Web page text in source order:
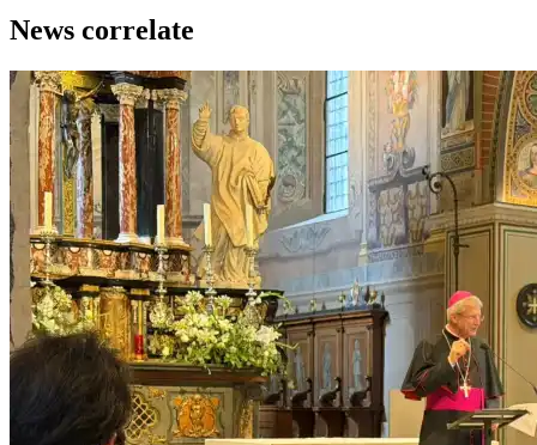
News correlate